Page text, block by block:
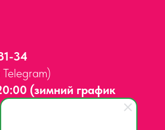
34
(зимний график